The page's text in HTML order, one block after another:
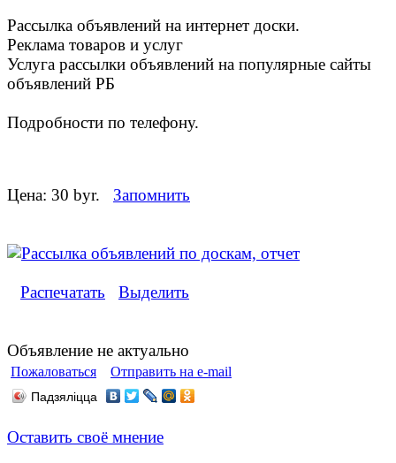
Рассылка объявлений на интернет доски.
Реклама товаров и услуг
Услуга рассылки объявлений на популярные сайты
объявлений РБ
Подробности по телефону.
Цена: 30 byr. Запомнить
Распечатать Выделить
Объявление не актуально
Пожаловаться Отправить на e-mail
Падзяліцца
Оставить своё мнение